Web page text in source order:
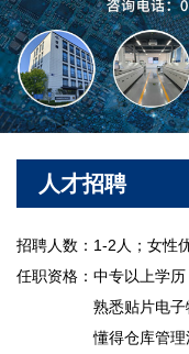
人才招聘
招聘人数：1-2人；女性
任职资格：中专以上学
熟悉贴片电子物
懂得仓库管理流